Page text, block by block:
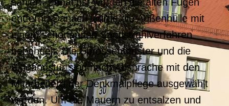
entfernt. Danach wurde die Außenhülle mit
einem schonenden Sandstrahlverfahren
behandelt. Die Sprossenfenster und die
Eingangstür sind nach Absprache mit den
Mitarbeitern der Denkmalpflege ausgewählt
worden. Um die Mauern zu entsalzen und